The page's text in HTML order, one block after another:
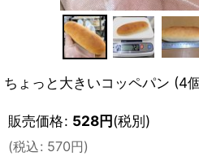
ちょっと大きいコッペパン (4
販売価格: 528円(税別)
(税込: 570円)